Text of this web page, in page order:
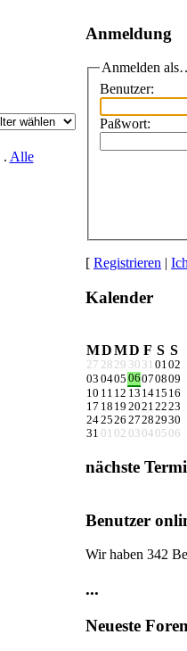
. Alle
Anmeldung
Anmelden
Benutzer:
Paßwort:
[ Registrieren |
Kalender
MDMD F S S
27 28 29 30 31 0102
03 0405 06070809
10 11 12 13 1415 16
17 18 19 20212223
242526 27282930
31 01 02 03 04 05 06
nächste
Benutzer
Wir haben 342
...
Neueste